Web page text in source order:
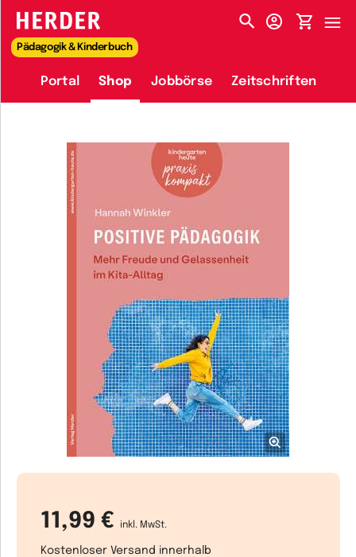
HERDER-MENÜ
Pädagogik & Kinderbuch
Portal Shop Jobbörse Zeitschriften
11,99 € inkl. MwSt.
Kostenloser Versand innerhalb